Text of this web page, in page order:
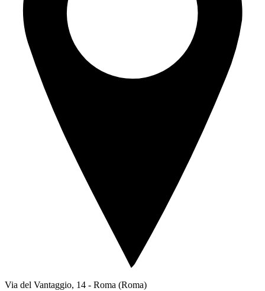
Via del Vantaggio, 14 - Roma (Roma)